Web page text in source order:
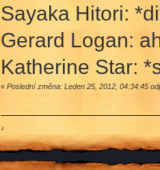
Sayaka Hitori:
Gerard Logan:
Katherine Star:
« Poslední změna: Leden 25, 2012, 04:34:45
♪